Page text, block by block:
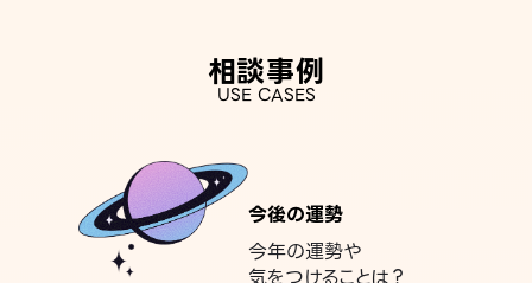
相談事例
USE CASES
今後の運勢
今年の運勢や